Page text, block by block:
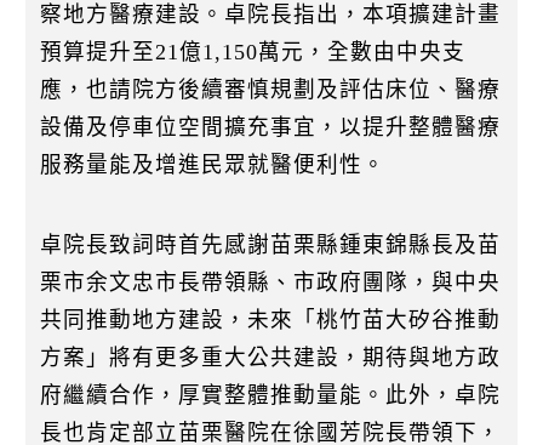
察地方醫療建設。卓院長指出，本項擴建計畫
預算提升至21億1,150萬元，全數由中央支
應，也請院方後續審慎規劃及評估床位、醫療
設備及停車位空間擴充事宜，以提升整體醫療
服務量能及增進民眾就醫便利性。
卓院長致詞時首先感謝苗栗縣鍾東錦縣長及苗
栗市余文忠市長帶領縣、市政府團隊，與中央
共同推動地方建設，未來「桃竹苗大矽谷推動
方案」將有更多重大公共建設，期待與地方政
府繼續合作，厚實整體推動量能。此外，卓院
長也肯定部立苗栗醫院在徐國芳院長帶領下，